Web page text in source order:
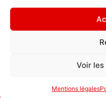
Voir
Mentions légales
sur